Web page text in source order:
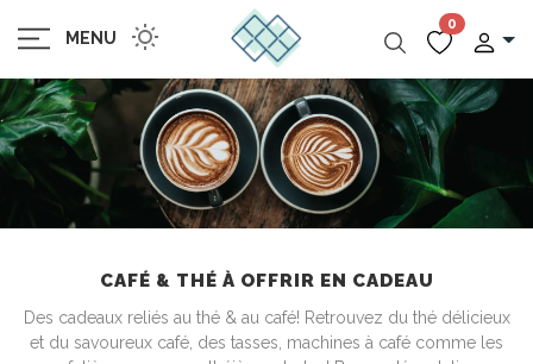
MENU
0
CAFÉ & THÉ À OFFRIR EN CADEAU
Des cadeaux reliés au thé & au café! Retrouvez du thé délicieux
et du savoureux café, des tasses, machines à café comme les